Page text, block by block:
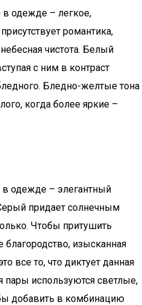
в одежде – легкое,
романтика,
чистота. Белый
с ним в контраст
Бледно-желтые тона
когда более яркие –
в одежде – элегантный
придает солнечным
Чтобы притушить
благородство, изысканная
все то, что диктует данная
используются светлые,
добавить в комбинацию